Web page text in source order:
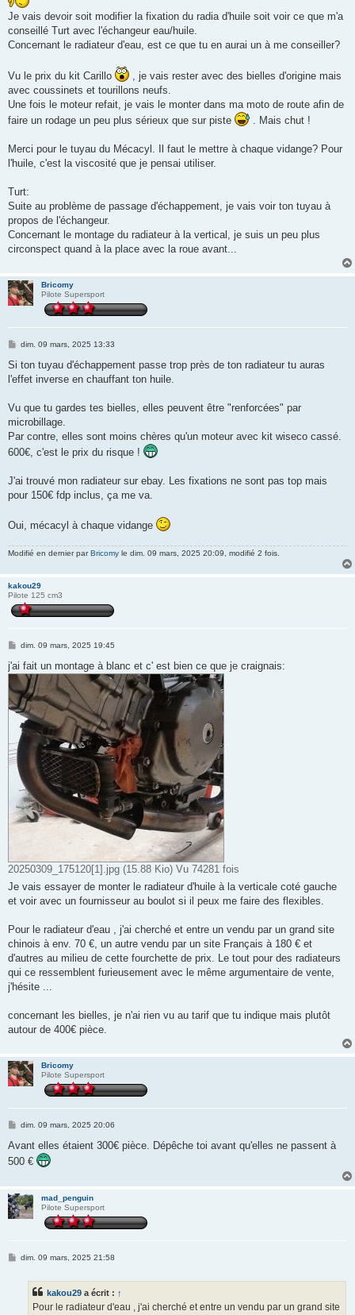
Je vais devoir soit modifier la fixation du radia d'huile soit voir ce que m'a
conseillé Turt avec l'échangeur eau/huile.
Concernant le radiateur d'eau, est ce que tu en aurai un à me conseiller?
Vu le prix du kit Carillo
, je vais rester avec des bielles d'origine mais
avec coussinets et tourillons neufs.
Une fois le moteur refait, je vais le monter dans ma moto de route afin de
faire un rodage un peu plus sérieux que sur piste
. Mais chut !
Merci pour le tuyau du Mécacyl. Il faut le mettre à chaque vidange? Pour
l'huile, c'est la viscosité que je pensai utiliser.
Turt:
Suite au problème de passage d'échappement, je vais voir ton tuyau à
propos de l'échangeur.
Concernant le montage du radiateur à la vertical, je suis un peu plus
circonspect quand à la place avec la roue avant...
Bricomy
Pilote Supersport
M
s
a
dim. 09 mars, 2025 13:33
Si ton tuyau d'échappement passe trop près de ton radiateur tu auras
l'effet inverse en chauffant ton huile.
Vu que tu gardes tes bielles, elles peuvent être "renforcées" par
microbillage.
Par contre, elles sont moins chères qu'un moteur avec kit wiseco cassé.
600€, c'est le prix du risque !
J'ai trouvé mon radiateur sur ebay. Les fixations ne sont pas top mais
pour 150€ fdp inclus, ça me va.
Oui, mécacyl à chaque vidange
Modifié en dernier parBricomy le dim. 09 mars, 2025 20:09, modifié 2 fois.
kakou29
Pilote 125 cm3
M
s
s
a
g
e
dim. 09 mars, 2025 19:45
j'ai fait un montage à blanc et c' est bien ce que je craignais:
20250309_175120[1].jpg (15.88 Kio) Vu 74281 fois
Je vais essayer de monter le radiateur d'huile à la verticale coté gauche
et voir avec un fournisseur au boulot si il peux me faire des flexibles.
Pour le radiateur d'eau , j'ai cherché et entre un vendu par un grand site
chinois à env. 70 €, un autre vendu par un site Français à 180 € et
d'autres au milieu de cette fourchette de prix. Le tout pour des radiateurs
qui ce ressemblent furieusement avec le même argumentaire de vente,
j'hésite ...
concernant les bielles, je n'ai rien vu au tarif que tu indique mais plutôt
autour de 400€ pièce.
Bricomy
Pilote Supersport
M
s
a
dim. 09 mars, 2025 20:06
Avant elles étaient 300€ pièce. Dépêche toi avant qu'elles ne passent à
500 €
mad_penguin
Pilote Supersport
Mdim. 09 mars, 2025 21:58
kakou29 a écrit : ↑
Pour le radiateur d'eau , j'ai cherché et entre un vendu par un grand site